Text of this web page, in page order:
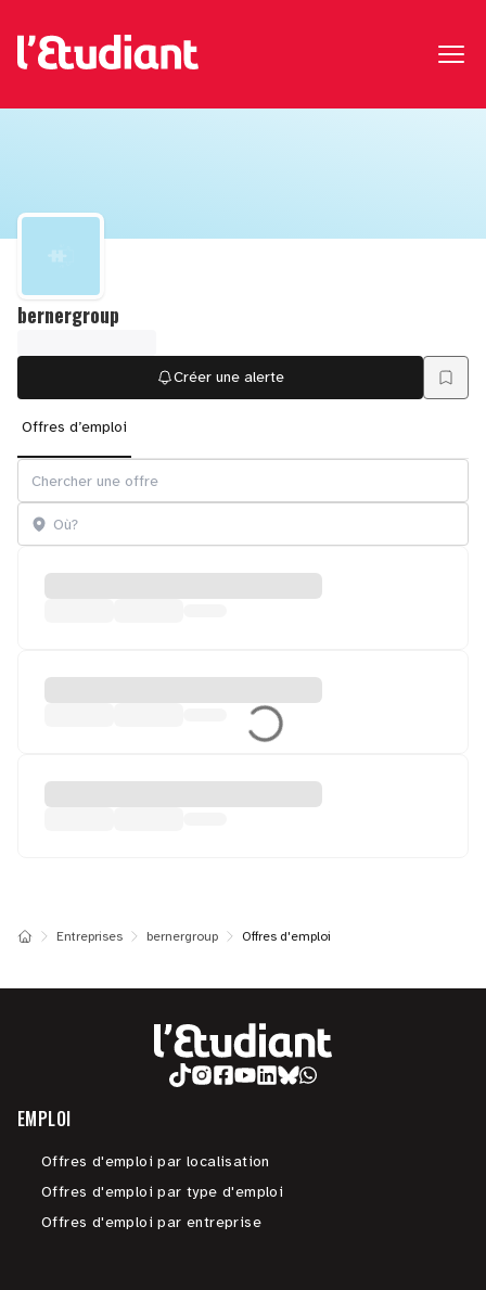
bernergroup
Créer une alerte
Offres d’emploi
Entreprises bernergroup Offres d'emploi
EMPLOI
Offres d'emploi par localisation
Offres d'emploi par type d'emploi
Offres d'emploi par entreprise